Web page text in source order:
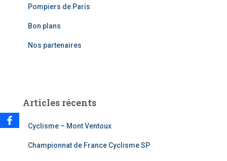
Pompiers de Paris
Bon plans
Nos partenaires
Articles récents
Cyclisme – Mont Ventoux
Championnat de France Cyclisme SP